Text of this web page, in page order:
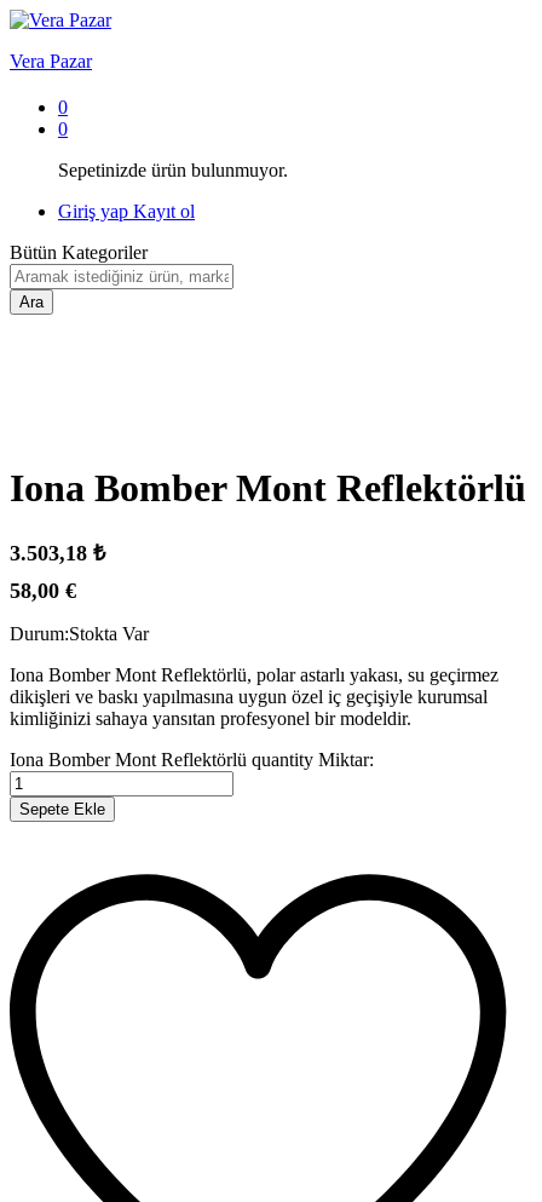
Vera Pazar
0
0
Sepetinizde ürün bulunmuyor.
Giriş yap Kayıt ol
Bütün Kategoriler
Ara
Iona Bomber Mont Reflektörlü
3.503,18 ₺
58,00 €
Durum:Stokta Var
Iona Bomber Mont Reflektörlü, polar astarlı yakası, su geçirmez
dikişleri ve baskı yapılmasına uygun özel iç geçişiyle kurumsal
kimliğinizi sahaya yansıtan profesyonel bir modeldir.
Iona Bomber Mont Reflektörlü quantity Miktar:
Sepete Ekle